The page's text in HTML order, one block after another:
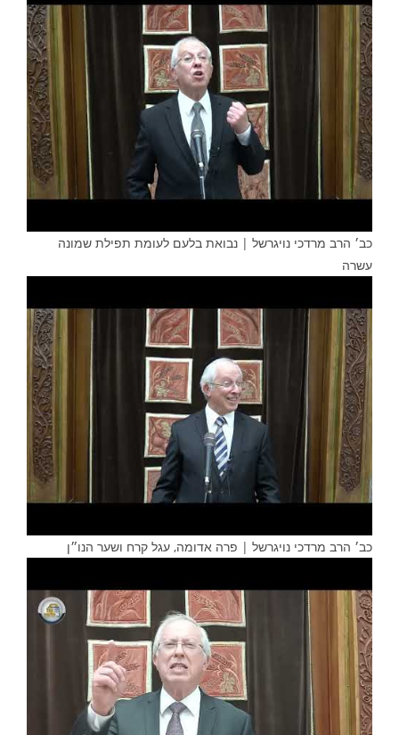
כב׳ הרב מרדכי נויגרשל | נבואת בלעם לעומת תפילת שמונה
עשרה
כב׳ הרב מרדכי נויגרשל | פרה אדומה, עגל קרח ושער הנו״ן